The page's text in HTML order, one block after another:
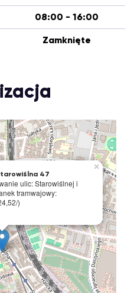
08:00 - 16:00
Zamknięte
47
ulic: Starowiślnej i
tramwajowy:
)
×